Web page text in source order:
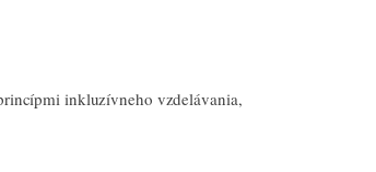
inkluzívneho vzdelávania,